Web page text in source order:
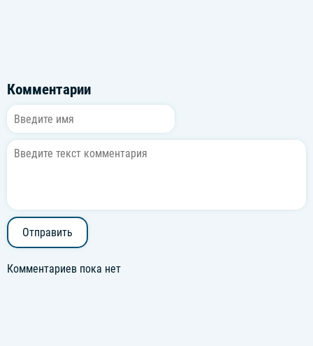
Комментарии
Отправить
Комментариев пока нет